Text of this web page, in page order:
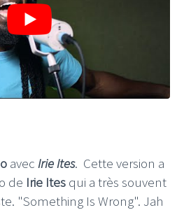
avec Irie Ites. Cette version a
de Irie Ites qui a très souvent
"Something Is Wrong". Jah